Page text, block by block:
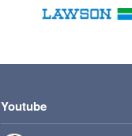
Youtube